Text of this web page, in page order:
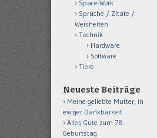
Space-Work
Sprüche / Zitate /
Weisheiten
Technik
Hardware
Software
Tiere
Neueste Beiträge
Meine geliebte Mutter, in
ewiger Dankbarkeit
Alles Gute zum 78.
Geburtstag